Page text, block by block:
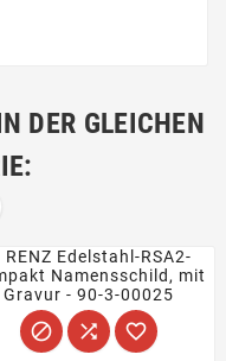
DER GLEICHEN
  